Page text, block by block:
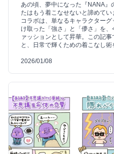
あの頃、夢中になった『NANA』
たはもう着こなせないと諦めて
コラボは、単なるキャラクター
け取った「強さ」と「儚さ」を
ァッションとして昇華。この記
と、日常で輝くための着こなし術
2026/01/08